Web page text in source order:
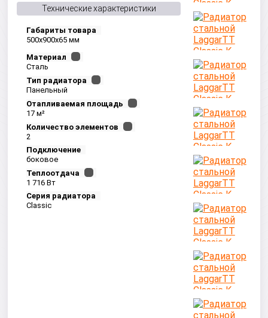
Технические характеристики
Габариты товара
500x900x65 мм
Материал
Сталь
Тип радиатора
Панельный
Отапливаемая площадь
17 м²
Количество элементов
2
Подключение
боковое
Теплоотдача
1 716 Вт
Серия радиатора
Classic